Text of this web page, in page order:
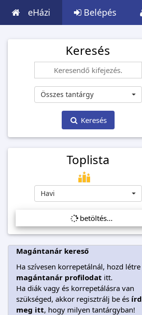
eHázi Belépés
Keresés
Összes tantárgy
Keresés
Toplista
Havi
betöltés...
Magántanár kereső
Ha szívesen korrepetálnál, hozd létre
magántanár profilodat itt.
Ha diák vagy és korrepetálásra van
szükséged, akkor regisztrálj be és írd
meg itt, hogy milyen tantárgyban!